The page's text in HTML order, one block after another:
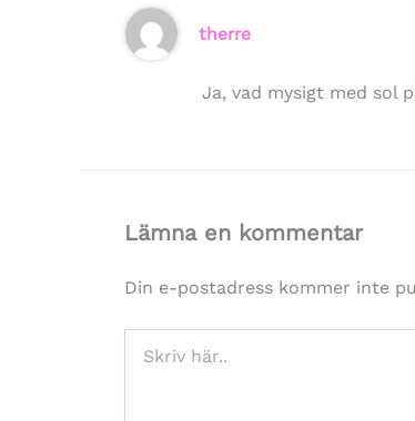
therre
Ja, vad mysigt med sol
Lämna en kommentar
Din e-postadress kommer inte
här..